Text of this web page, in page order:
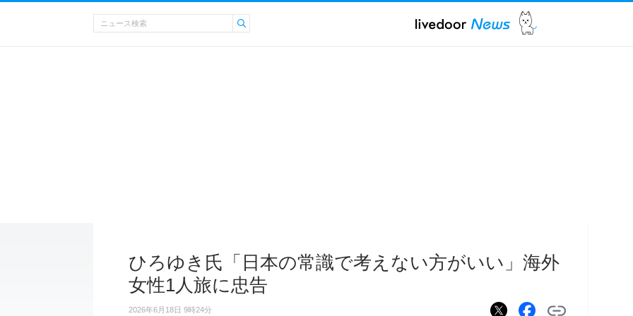
ひろゆき氏「日本の常識で考えない方がいい」海外
女性1人旅に忠告
2026年6月18日 9時24分